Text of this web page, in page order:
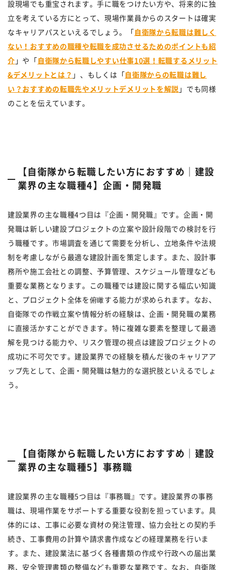
設現場でも重宝されます。手に職をつけたい方や、将来的に独
立を考えている方にとって、現場作業員からのスタートは確実
なキャリアパスといえるでしょう。「 自衛隊から転職は難しく
ない！おすすめの職種や転職を成功させるためのポイントも紹
介 」や「 自衛隊から転職しやすい仕事10選！転職するメリット
&デメリットとは？ 」、もしくは「 自衛隊からの転職は難し
い？おすすめの転職先やメリットデメリットを解説 」でも同様
のことを伝えています。
【自衛隊から転職したい方におすすめ｜建設
業界の主な職種4】企画・開発職
建設業界の主な職種4つ目は『企画・開発職』です。企画・開
発職は新しい建設プロジェクトの立案や設計段階での検討を行
う職種です。市場調査を通じて需要を分析し、立地条件や法規
制を考慮しながら最適な建設計画を策定します。また、設計事
務所や施工会社との調整、予算管理、スケジュール管理なども
重要な業務となります。この職種では建設に関する幅広い知識
と、プロジェクト全体を俯瞰する能力が求められます。なお、
自衛隊での作戦立案や情報分析の経験は、企画・開発職の業務
に直接活かすことができます。特に複雑な要素を整理して最適
解を見つける能力や、リスク管理の視点は建設プロジェクトの
成功に不可欠です。建設業界での経験を積んだ後のキャリアア
ップ先として、企画・開発職は魅力的な選択肢といえるでしょ
う。
【自衛隊から転職したい方におすすめ｜建設
業界の主な職種5】事務職
建設業界の主な職種5つ目は『事務職』です。建設業界の事務
職は、現場作業をサポートする重要な役割を担っています。具
体的には、工事に必要な資材の発注管理、協力会社との契約手
続き、工事費用の計算や請求書作成などの経理業務を行いま
す。また、建設業法に基づく各種書類の作成や行政への届出業
務、安全管理書類の整備なども重要な業務です。なお、自衛隊